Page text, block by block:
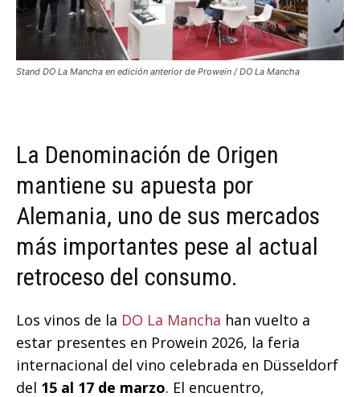
Stand DO La Mancha en edición anterior de Prowein / DO La Mancha
La Denominación de Origen
mantiene su apuesta por
Alemania, uno de sus mercados
más importantes pese al actual
retroceso del consumo.
Los vinos de la DO La Mancha han vuelto a
estar presentes en Prowein 2026, la feria
internacional del vino celebrada en Düsseldorf
del 15 al 17 de marzo. El encuentro,